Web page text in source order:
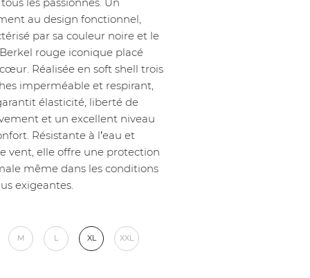
au design fonctionnel,
par sa couleur noire et le
rouge iconique placé
Réalisée en soft shell trois
imperméable et respirant,
élasticité, liberté de
et un excellent niveau
Résistante à l’eau et
vent, elle offre une protection
même dans les conditions
exigeantes.
M L XL XXL